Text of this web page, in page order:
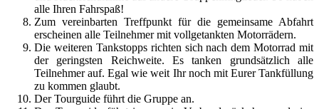
alle Ihren Fahrspaß!
Zum vereinbarten Treffpunkt für die gemeinsame Abfahrt
erscheinen alle Teilnehmer mit vollgetankten Motorrädern.
Die weiteren Tankstopps richten sich nach dem Motorrad mit
der geringsten Reichweite. Es tanken grundsätzlich alle
Teilnehmer auf. Egal wie weit Ihr noch mit Eurer Tankfüllung
zu kommen glaubt.
Der Tourguide führt die Gruppe an.